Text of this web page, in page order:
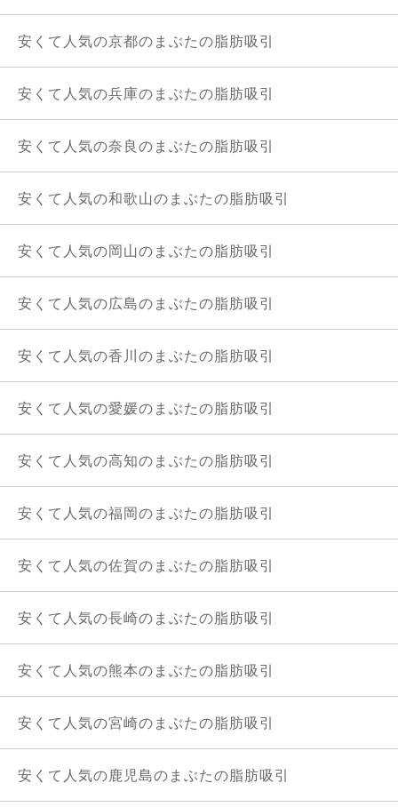
安くて人気の京都のまぶたの脂肪吸引
安くて人気の兵庫のまぶたの脂肪吸引
安くて人気の奈良のまぶたの脂肪吸引
安くて人気の和歌山のまぶたの脂肪吸引
安くて人気の岡山のまぶたの脂肪吸引
安くて人気の広島のまぶたの脂肪吸引
安くて人気の香川のまぶたの脂肪吸引
安くて人気の愛媛のまぶたの脂肪吸引
安くて人気の高知のまぶたの脂肪吸引
安くて人気の福岡のまぶたの脂肪吸引
安くて人気の佐賀のまぶたの脂肪吸引
安くて人気の長崎のまぶたの脂肪吸引
安くて人気の熊本のまぶたの脂肪吸引
安くて人気の宮崎のまぶたの脂肪吸引
安くて人気の鹿児島のまぶたの脂肪吸引